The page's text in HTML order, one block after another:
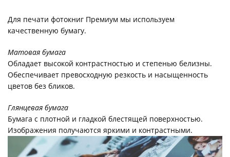
Для печати фотокниг Премиум мы используем
качественную бумагу.
Матовая бумага
Обладает высокой контрастностью и степенью белизны.
Обеспечивает превосходную резкость и насыщенность
цветов без бликов.
Глянцевая бумага
Бумага с плотной и гладкой блестящей поверхностью.
Изображения получаются яркими и контрастными.